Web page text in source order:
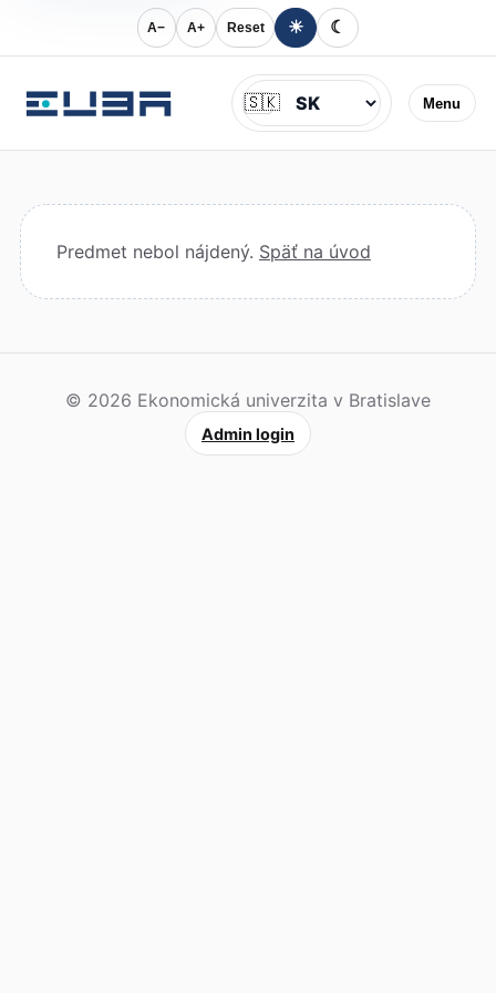
A− A+ Reset ☀ ☾
Menu
Jazyk
🇸🇰
Predmet nebol nájdený. Späť na úvod
© 2026 Ekonomická univerzita v Bratislave
Admin login